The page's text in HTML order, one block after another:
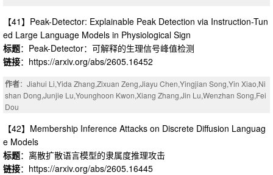
【41】Peak-Detector: Explainable Peak Detection via Instruction-Tun
ed Large Language Models in Physiological Sign
标题：Peak-Detector：可解释的生理信号峰值检测
链接：https://arxiv.org/abs/2605.16452
作者：Jiahui Li,Yida Zhang,Zixuan Zeng,Jiayu Chen,Yingjian Song,Yin Xiao,Ni
shan Dong,Junjie Lu,Younghoon Kwon,Xiang Zhang,Jin Lu,Wenzhan Song,Fei
Dou
【42】Membership Inference Attacks on Discrete Diffusion Languag
e Models
标题：离散扩散语言模型的隶属度推理攻击
链接：https://arxiv.org/abs/2605.16445